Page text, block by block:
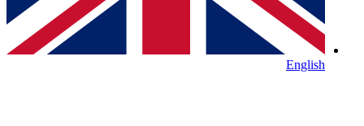
English